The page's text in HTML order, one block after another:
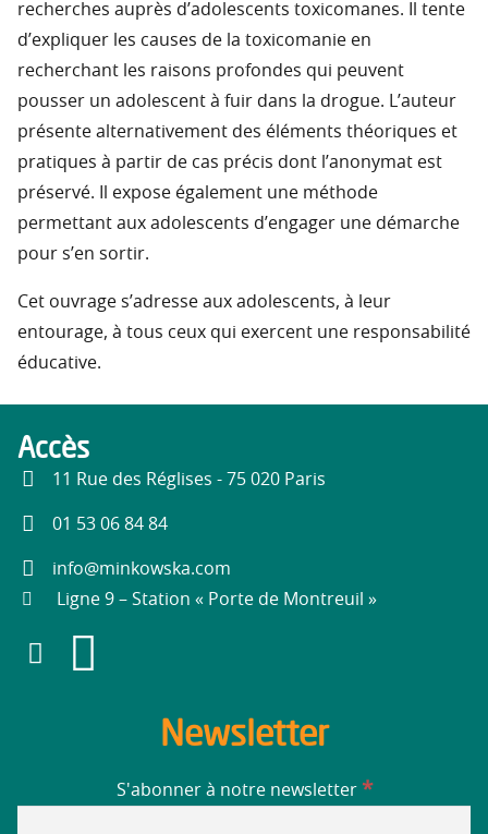
recherches auprès d’adolescents toxicomanes. Il tente
d’expliquer les causes de la toxicomanie en
recherchant les raisons profondes qui peuvent
pousser un adolescent à fuir dans la drogue. L’auteur
présente alternativement des éléments théoriques et
pratiques à partir de cas précis dont l’anonymat est
préservé. Il expose également une méthode
permettant aux adolescents d’engager une démarche
pour s’en sortir.
Cet ouvrage s’adresse aux adolescents, à leur
entourage, à tous ceux qui exercent une responsabilité
éducative.
Accès
11 Rue des Réglises - 75 020 Paris
01 53 06 84 84
info@minkowska.com
Ligne 9 – Station « Porte de Montreuil »
Newsletter
S'abonner à notre newsletter *